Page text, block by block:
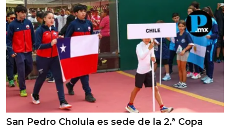
San Pedro Cholula es sede de la 2.ª Copa